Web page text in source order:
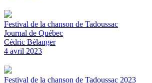
Festival de la chanson de Tadoussac
Journal de Québec
Cédric Bélanger
4 avril 2023
Festival de la chanson de Tadoussac 2023